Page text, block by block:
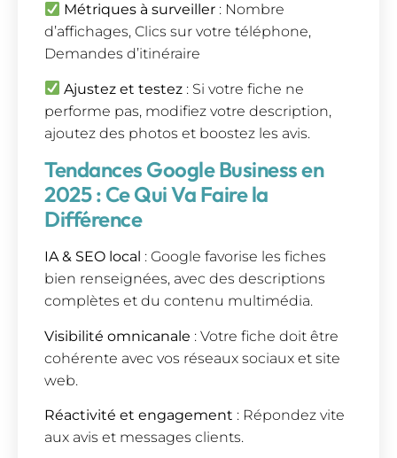
Métriques à surveiller : Nombre
d’affichages, Clics sur votre téléphone,
Demandes d’itinéraire
Ajustez et testez : Si votre fiche ne
performe pas, modifiez votre description,
ajoutez des photos et boostez les avis.
Tendances Google Business en
2025 : Ce Qui Va Faire la
Différence
IA & SEO local : Google favorise les fiches
bien renseignées, avec des descriptions
complètes et du contenu multimédia.
Visibilité omnicanale : Votre fiche doit être
cohérente avec vos réseaux sociaux et site
web.
Réactivité et engagement : Répondez vite
aux avis et messages clients.